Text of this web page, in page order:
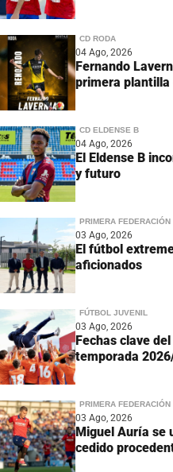
CD RODA
04 Ago, 2026
Fernando
primera plantilla
CD ELDENSE B
04 Ago, 2026
El Eldense B
y futuro
PRIMERA FEDERACIÓN
03 Ago, 2026
El fútbol
aficionados
FÚTBOL JUVENIL
03 Ago, 2026
Fechas clave
temporada
PRIMERA FEDERACIÓN
03 Ago, 2026
Miguel Auría se
cedido